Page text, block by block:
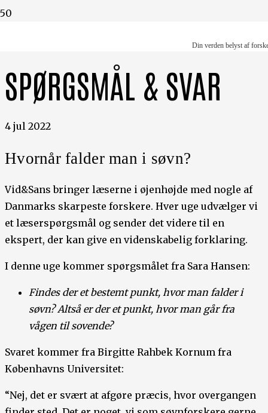
Din verden belyst af
SPØRGSMÅL & SVAR
4 jul 2022
Hvornår falder man i søvn?
Vid&Sans bringer læserne i øjenhøjde med nogle af
Danmarks skarpeste forskere. Hver uge udvælger vi
et læserspørgsmål og sender det videre til en
ekspert, der kan give en videnskabelig forklaring.
I denne uge kommer spørgsmålet fra Sara Hansen:
Findes der et bestemt punkt, hvor man falder i
søvn? Altså er der et punkt, hvor man går fra
vågen til sovende?
Svaret kommer fra Birgitte Rahbek Kornum fra
Københavns Universitet:
“Nej, det er svært at afgøre præcis, hvor overgangen